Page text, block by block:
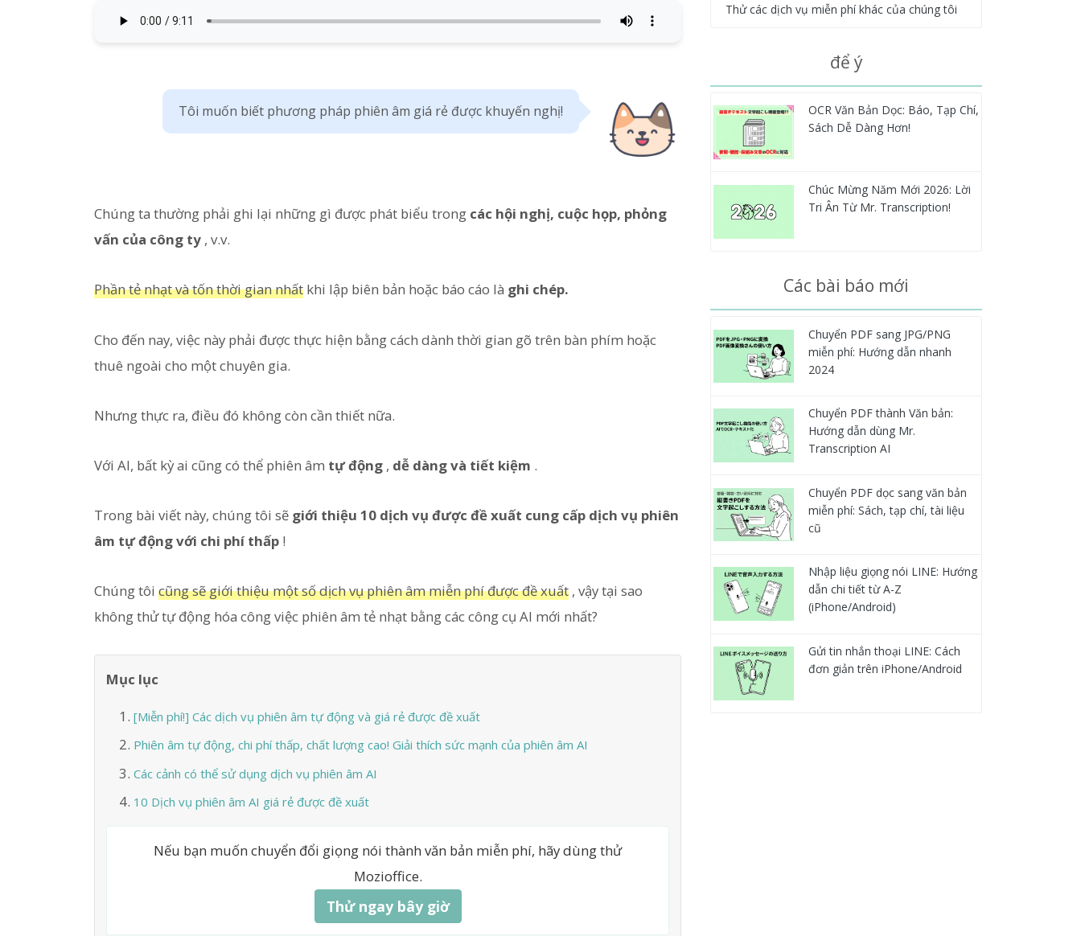
Tôi muốn biết phương pháp phiên âm giá rẻ được khuyến nghị!
Chúng ta thường phải ghi lại những gì được phát biểu trong các hội nghị, cuộc họp, phỏng
vấn của công ty , v.v.
Phần tẻ nhạt và tốn thời gian nhất khi lập biên bản hoặc báo cáo là ghi chép.
Cho đến nay, việc này phải được thực hiện bằng cách dành thời gian gõ trên bàn phím hoặc
thuê ngoài cho một chuyên gia.
Nhưng thực ra, điều đó không còn cần thiết nữa.
Với AI, bất kỳ ai cũng có thể phiên âm tự động , dễ dàng và tiết kiệm .
Trong bài viết này, chúng tôi sẽ giới thiệu 10 dịch vụ được đề xuất cung cấp dịch vụ phiên
âm tự động với chi phí thấp !
Chúng tôi cũng sẽ giới thiệu một số dịch vụ phiên âm miễn phí được đề xuất , vậy tại sao
không thử tự động hóa công việc phiên âm tẻ nhạt bằng các công cụ AI mới nhất?
Mục lục
[Miễn phí!] Các dịch vụ phiên âm tự động và giá rẻ được đề xuất
Phiên âm tự động, chi phí thấp, chất lượng cao! Giải thích sức mạnh của phiên âm AI
Các cảnh có thể sử dụng dịch vụ phiên âm AI
10 Dịch vụ phiên âm AI giá rẻ được đề xuất
Nếu bạn muốn chuyển đổi giọng nói thành văn bản miễn phí, hãy dùng thử
Mozioffice.
Thử ngay bây giờ
Thử các dịch vụ miễn phí khác của chúng tôi
để ý
OCR Văn Bản Dọc: Báo, Tạp Chí,
Sách Dễ Dàng Hơn!
Chúc Mừng Năm Mới 2026: Lời
Tri Ân Từ Mr. Transcription!
Các bài báo mới
Chuyển PDF sang JPG/PNG
miễn phí: Hướng dẫn nhanh
2024
Chuyển PDF thành Văn bản:
Hướng dẫn dùng Mr.
Transcription AI
Chuyển PDF dọc sang văn bản
miễn phí: Sách, tạp chí, tài liệu
cũ
Nhập liệu giọng nói LINE: Hướng
dẫn chi tiết từ A-Z
(iPhone/Android)
Gửi tin nhắn thoại LINE: Cách
đơn giản trên iPhone/Android